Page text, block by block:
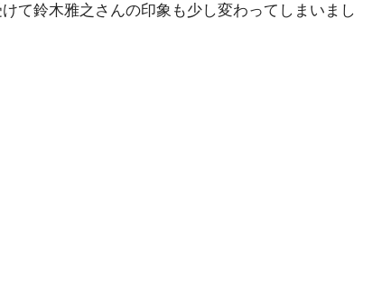
て鈴木雅之さんの印象も少し変わってしまいまし